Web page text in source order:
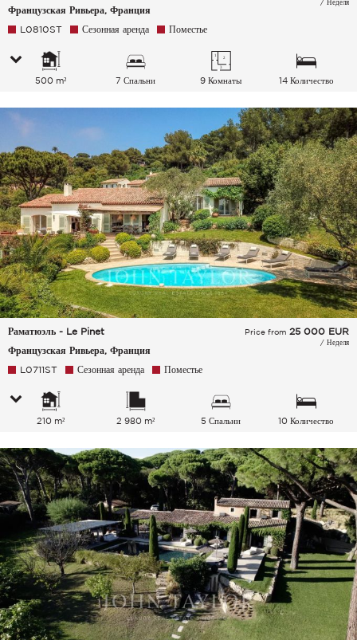
Французская Ривьера, Франция
/ Неделя
L0810ST Сезонная аренда Поместье
500 m² 7 Спальни 9 Комнаты
14 Количество
Раматюэль - Le Pinet
Французская Ривьера, Франция
Price from 25 000 EUR
/ Неделя
L0711ST Сезонная аренда Поместье
210 m² 2 980 m² 5 Спальни
10 Количество